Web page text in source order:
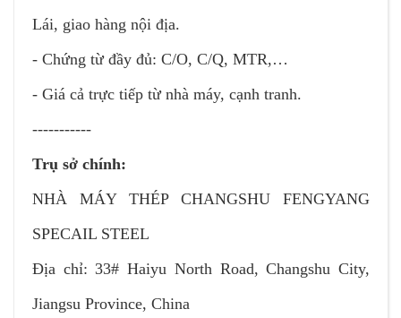
Lái, giao hàng nội địa.
- Chứng từ đầy đủ: C/O, C/Q, MTR,…
- Giá cả trực tiếp từ nhà máy, cạnh tranh.
-----------
Trụ sở chính:
NHÀ MÁY THÉP CHANGSHU FENGYANG
SPECAIL STEEL
Địa chỉ: 33# Haiyu North Road, Changshu City,
Jiangsu Province, China